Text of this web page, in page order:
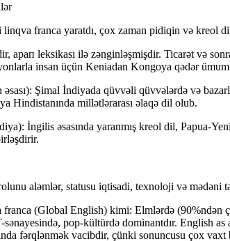
franca yaratdı, çox zaman pidiqin və kreol
aрап leksikası ilə zənginləşmişdir. Ticarət və
insan üçün Keniadan Kongoya qədər
Şimal İndiyada qüvvəli qüvvələrdə və
Hindistanında millətlərarası əlaqə dil olub.
İngilis əsasında yaranmış kreol dil, Papua-
aləmlər, statusu iqtisadi, texnoloji və mədəni
(Global English) kimi: Elmlərdə (90%ndən
pop-kültürdə dominantdır. English as
fərqlənmək vacibdir, çünki sonuncusu çox